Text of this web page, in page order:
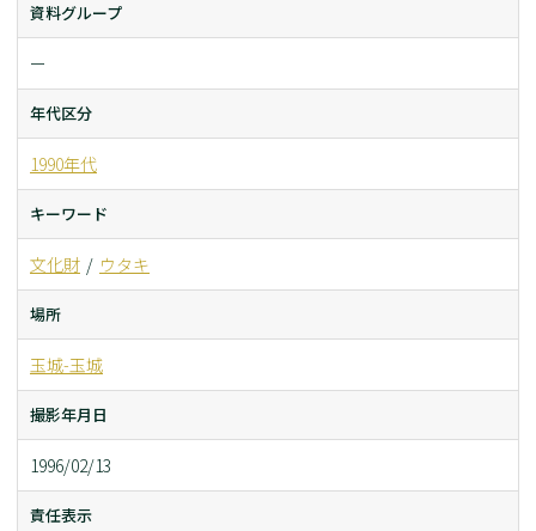
資料グループ
ー
年代区分
1990年代
キーワード
文化財 ウタキ
場所
玉城-玉城
撮影年月日
1996/02/13
責任表示